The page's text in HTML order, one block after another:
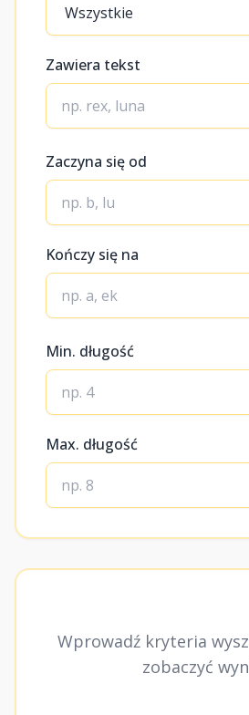
Zawiera tekst
Zaczyna się od
Kończy się na
Min. długość
Max. długość
Wprowadź kryteria
zobaczyć